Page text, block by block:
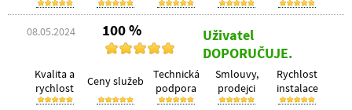
08.05.2024 100 %
Uživatel
DOPORUČUJE.
Kvalita a
rychlost
Ceny služeb
Technická
podpora
Smlouvy,
prodejci
Rychlost
instalace